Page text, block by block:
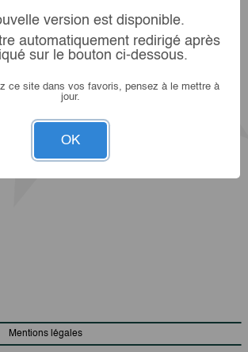
Mentions légales
version est disponible.
automatiquement redirigé après
sur le bouton ci-dessous.
ce site dans vos favoris, pensez à le mettre à
jour.
OK